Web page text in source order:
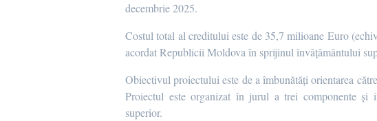
decembrie 2025.
Costul total al creditului este de 35,7 milioane Euro
acordat Republicii Moldova în sprijinul învățământului
Obiectivul proiectului este de a îmbunătăți orientarea
Proiectul este organizat în jurul a trei componente și
superior.